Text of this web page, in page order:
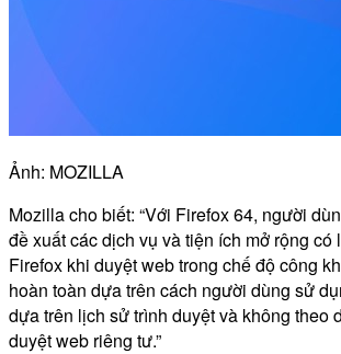
Ảnh: MOZILLA
Mozilla cho biết: “Với Firefox 64, người
đề xuất các dịch vụ và tiện ích mở rộng có
Firefox khi duyệt web trong chế độ công
hoàn toàn dựa trên cách người dùng sử
dựa trên lịch sử trình duyệt và không theo
duyệt web riêng tư.”